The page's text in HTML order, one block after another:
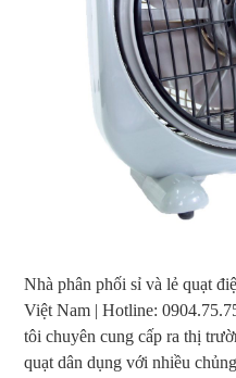
Nhà phân phối sỉ và lẻ quạt
Việt Nam | Hotline:
tôi chuyên cung cấp ra thị
quạt dân dụng với nhiều